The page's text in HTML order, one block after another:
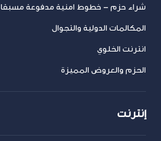
شراء حزم – خطوط امنية مدفوعة مسبقا
المكالمات الدولية والتجوال
انترنت الخلوي
الحزم والعروض المميزة
إنترنت